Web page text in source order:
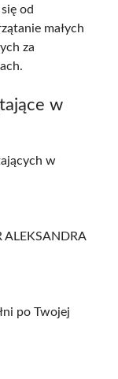
od
małych
za
w
w
ALEKSANDRA
po Twojej